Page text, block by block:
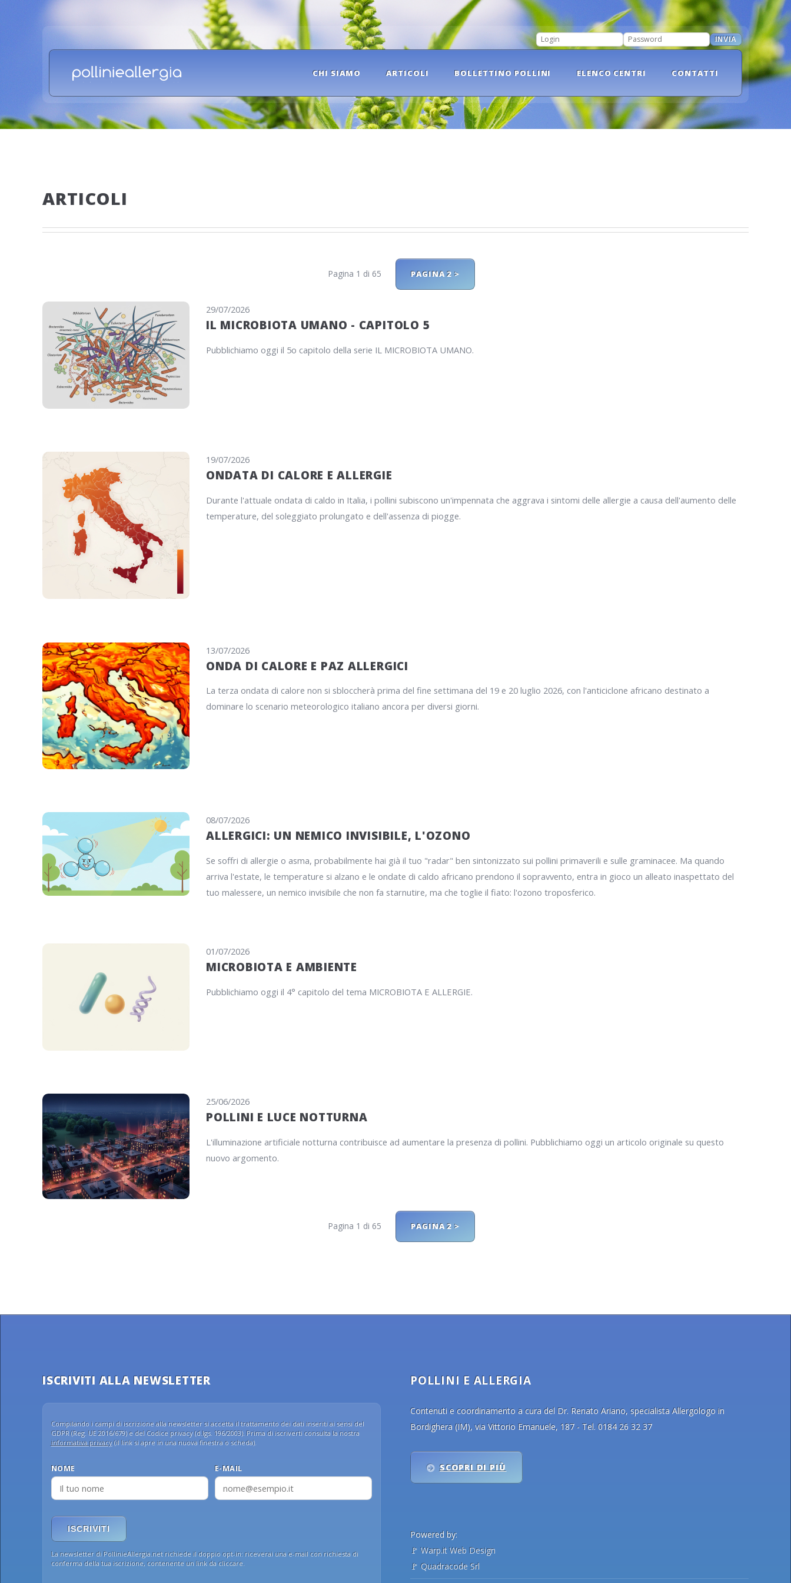
LOGIN
PASSWORD
INVIA
CHI SIAMO ARTICOLI BOLLETTINO POLLINI ELENCO CENTRI CONTATTI
ARTICOLI
Pagina 1 di 65 PAGINA 2 >
29/07/2026
IL MICROBIOTA UMANO - CAPITOLO 5
Pubblichiamo oggi il 5o capitolo della serie IL MICROBIOTA UMANO.
19/07/2026
ONDATA DI CALORE E ALLERGIE
Durante l'attuale ondata di caldo in Italia, i pollini subiscono un'impennata che aggrava i sintomi delle allergie a causa dell'aumento delle
temperature, del soleggiato prolungato e dell'assenza di piogge.
13/07/2026
ONDA DI CALORE E PAZ ALLERGICI
La terza ondata di calore non si sbloccherà prima del fine settimana del 19 e 20 luglio 2026, con l'anticiclone africano destinato a
dominare lo scenario meteorologico italiano ancora per diversi giorni.
08/07/2026
ALLERGICI: UN NEMICO INVISIBILE, L'OZONO
Se soffri di allergie o asma, probabilmente hai già il tuo "radar" ben sintonizzato sui pollini primaverili e sulle graminacee. Ma quando
arriva l'estate, le temperature si alzano e le ondate di caldo africano prendono il sopravvento, entra in gioco un alleato inaspettato del
tuo malessere, un nemico invisibile che non fa starnutire, ma che toglie il fiato: l'ozono troposferico.
01/07/2026
MICROBIOTA E AMBIENTE
Pubblichiamo oggi il 4° capitolo del tema MICROBIOTA E ALLERGIE.
25/06/2026
POLLINI E LUCE NOTTURNA
L'illuminazione artificiale notturna contribuisce ad aumentare la presenza di pollini. Pubblichiamo oggi un articolo originale su questo
nuovo argomento.
Pagina 1 di 65 PAGINA 2 >
ISCRIVITI ALLA NEWSLETTER
Compilando i campi di iscrizione alla newsletter si accetta il trattamento dei dati inseriti ai sensi del
GDPR (Reg. UE 2016/679) e del Codice privacy (d.lgs. 196/2003). Prima di iscriverti consulta la nostra
informativa privacy(il link si apre in una nuova finestra o scheda).
NOME E-MAIL
ISCRIVITI
La newsletter di PollinieAllergia.net richiede il doppio opt-in: riceverai una e-mail con richiesta di
conferma della tua iscrizione, contenente un link da cliccare.
POLLINI E ALLERGIA
Contenuti e coordinamento a cura del Dr. Renato Ariano, specialista Allergologo in
Bordighera (IM), via Vittorio Emanuele, 187 - Tel. 0184 26 32 37
SCOPRI DI PIÙ
Powered by:
🚩Warp.it Web Design
🚩 Quadracode Srl